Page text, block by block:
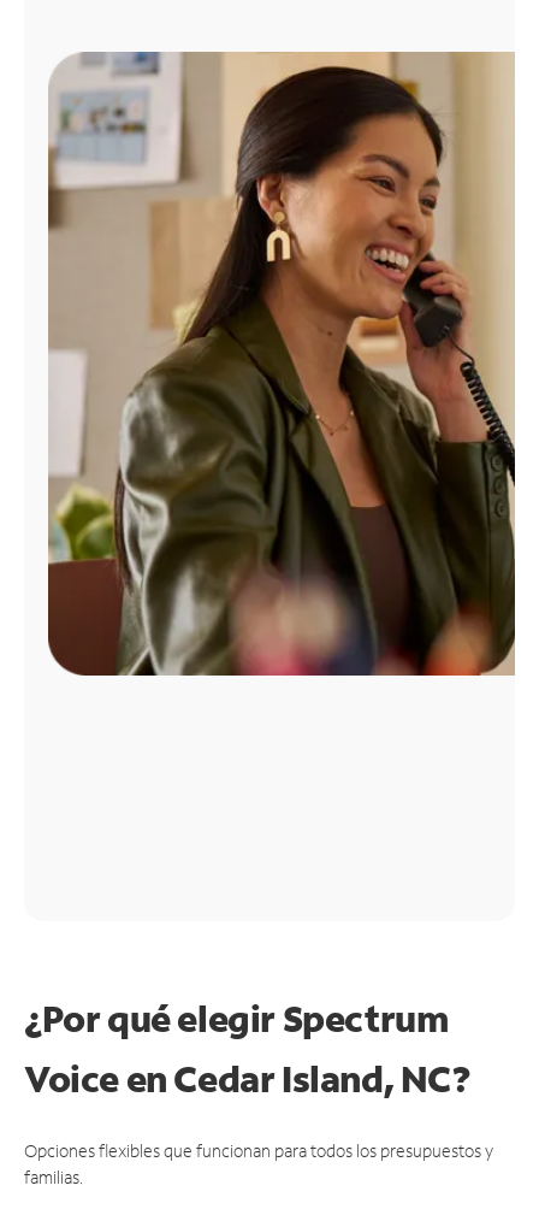
Administrar
cuenta
Encuentra
tienda
¿Por qué elegir Spectrum
Voice en Cedar Island, NC?
Opciones flexibles que funcionan para todos los presupuestos y
familias.